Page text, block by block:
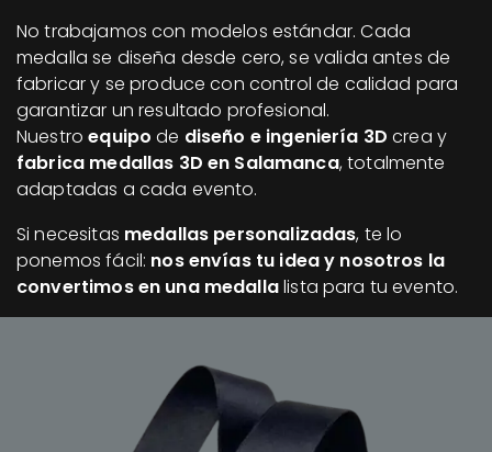
No trabajamos con modelos estándar. Cada
medalla se diseña desde cero, se valida antes de
fabricar y se produce con control de calidad para
garantizar un resultado profesional.
Nuestroequipo de diseño e ingeniería 3D crea y
fabrica medallas 3D en Salamanca, totalmente
adaptadas a cada evento.
Si necesitas medallas personalizadas, te lo
ponemos fácil: nos envías tu idea y nosotros la
convertimos en una medallalista para tu evento.